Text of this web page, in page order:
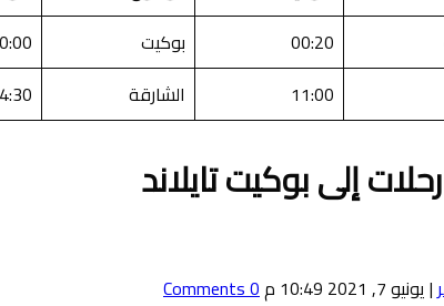
00:20 بوكيت
11:00 الشارقة
إلى بوكيت تايلاند
| يونيو 7, 2021 10:49 م 0 Comments